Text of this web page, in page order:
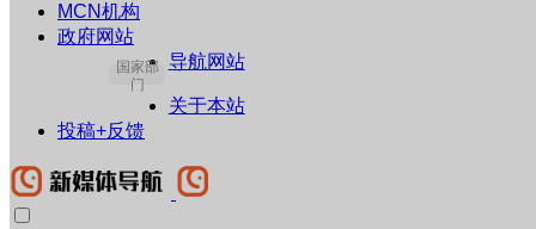
MCN机构
政府网站
国家部
门
导航网站
关于本站
投稿+反馈